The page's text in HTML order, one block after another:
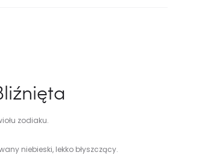
zodiaku.
niebieski, lekko błyszczący.